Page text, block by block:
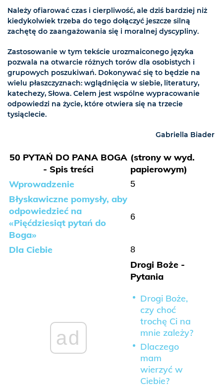
Należy ofiarować czas i cierpliwość, ale dziś bardziej niż
kiedykolwiek trzeba do tego dołączyć jeszcze silną
zachętę do zaangażowania się i moralnej dyscypliny.
Zastosowanie w tym tekście urozmaiconego języka
pozwala na otwarcie różnych torów dla osobistych i
grupowych poszukiwań. Dokonywać się to będzie na
wielu płaszczyznach: wglądnięcia w siebie, literatury,
katechezy, Słowa. Celem jest wspólne wypracowanie
odpowiedzi na życie, które otwiera się na trzecie
tysiąclecie.
Gabriella Biader
50 PYTAŃ DO PANA BOGA
- Spis treści
(strony w wyd.
papierowym)
Wprowadzenie
5
Błyskawiczne pomysły, aby
odpowiedzieć na
«Pięćdziesiąt pytań do
Boga»
6
Dla Ciebie 8
ad
Drogi Boże -
Pytania
Drogi Boże,
czy choć
trochę Ci na
mnie zależy?
Dlaczego
mam
wierzyć w
Ciebie?